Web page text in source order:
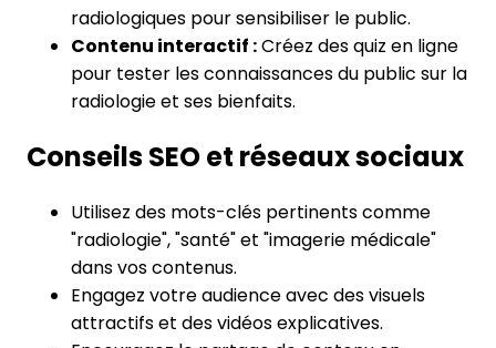
radiologiques pour sensibiliser le public.
Contenu interactif :Créez des quiz en ligne
pour tester les connaissances du public sur la
radiologie et ses bienfaits.
Conseils SEO et réseaux sociaux
Utilisez des mots-clés pertinents comme
"radiologie", "santé" et "imagerie médicale"
dans vos contenus.
Engagez votre audience avec des visuels
attractifs et des vidéos explicatives.